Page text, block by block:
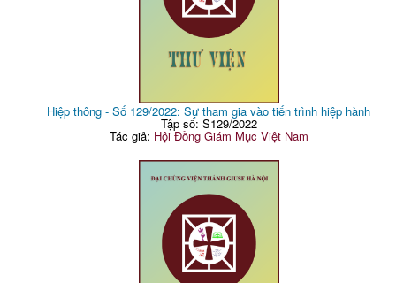
Hiệp thông - Số 129/2022: Sự tham gia vào tiến trình hiệp hành
Tập số: S129/2022
Tác giả: Hội Đồng Giám Mục Việt Nam